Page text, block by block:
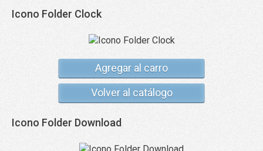
Icono Folder Clock
Agregar al carro
Volver al catálogo
Icono Folder Download